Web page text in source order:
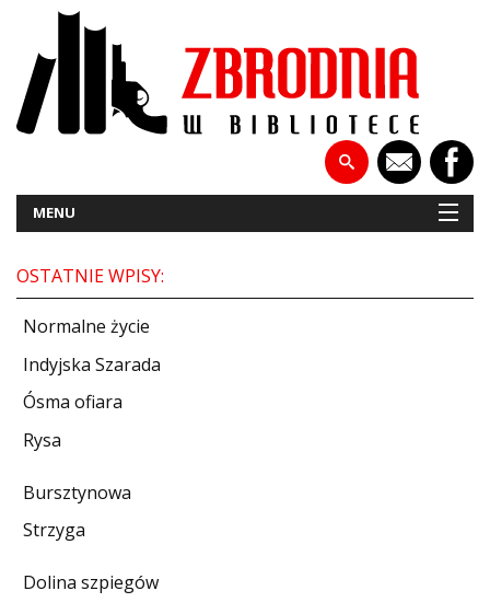
MENU
PATRONATY
WYWIADY
RECENZJE
DO CZYTANIA
KONTAKT
OSTATNIE WPISY:
Normalne życie
Indyjska Szarada
Ósma ofiara
Rysa
Bursztynowa
Strzyga
Dolina szpiegów